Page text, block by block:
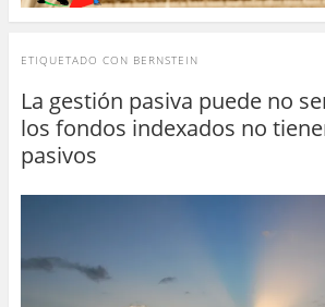
ETIQUETADO CON BERNSTEIN
La gestión pasiva puede no
los fondos indexados no
pasivos